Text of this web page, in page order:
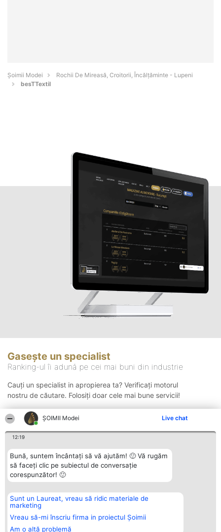
ȘOIMII Modei Live chat
12:19
Bună, suntem încântați să vă ajutăm! 🙂 Vă rugăm
să faceți clic pe subiectul de conversație
corespunzător! 🙂
Sunt un Laureat, vreau să ridic materiale de
marketing
Vreau să-mi înscriu firma in proiectul Șoimii
Am o altă problemă
Șoimii Modei
Rochii De Mireasă, Croitorii, Încălțăminte - Lupeni
besTTextil
Gasește un specialist
Ranking-ul îi adună pe cei mai buni din industrie
Cauți un specialist in apropierea ta? Verificați motorul
nostru de căutare. Folosiți doar cele mai bune servicii!
Organizator Ranking
BRIGHT SOLUTIONS BR SRL
Aleea Timisul De Sus 2 Bl. A30
Sc. A Et. 4 Ap. 13 Cod 061952
București
Plebiscyt
Lista Tuturor
Laureaților
Contact